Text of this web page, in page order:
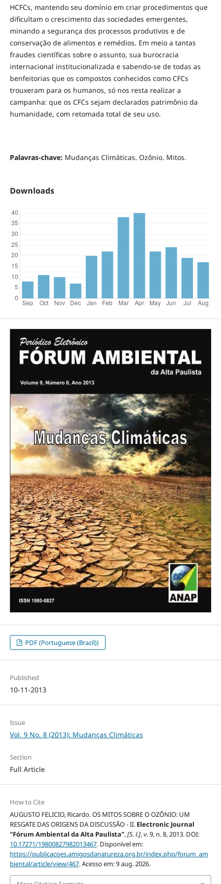
HCFCs, mantendo seu domínio em criar procedimentos que
dificultam o crescimento das sociedades emergentes,
minando a segurança dos processos produtivos e de
conservação de alimentos e remédios. Em meio a tantas
fraudes científicas sobre o assunto, sua burocracia
internacional institucionalizada e sabendo-se de todas as
benfeitorias que os compostos conhecidos como CFCs
trouxeram para os humanos, só nos resta realizar a
campanha: que os CFCs sejam declarados patrimônio da
humanidade, com retomada total de seu uso.
Palavras-chave:Mudanças Climáticas. Ozônio. Mitos.
Downloads
PDF (Portuguese (Brazil))
Published
10-11-2013
Issue
Vol. 9 No. 8 (2013): Mudanças Climáticas
Section
Full Article
How to Cite
AUGUSTO FELICIO, Ricardo. OS MITOS SOBRE O OZÔNIO: UM
RESGATE DAS ORIGENS DA DISCUSSÃO - II. Electronic Journal
"Fórum Ambiental da Alta Paulista",[S. l.], v. 9, n. 8, 2013. DOI:
10.17271/19800827982013467. Disponível em:
https://publicacoes.amigosdanatureza.org.br/index.php/forum_am
biental/article/view/467. Acesso em: 9 aug. 2026.